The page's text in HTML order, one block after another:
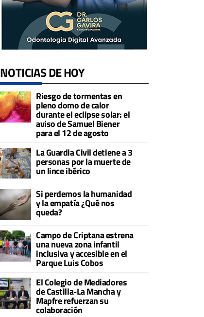
NOTICIAS DE HOY
Riesgo de tormentas en
pleno domo de calor
durante el eclipse solar: el
aviso de Samuel Biener
para el 12 de agosto
La Guardia Civil detiene a 3
personas por la muerte de
un lince ibérico
Si perdemos la humanidad
y la empatía ¿Qué nos
queda?
Campo de Criptana estrena
una nueva zona infantil
inclusiva y accesible en el
Parque Luis Cobos
El Colegio de Mediadores
de Castilla-La Mancha y
Mapfre refuerzan su
colaboración